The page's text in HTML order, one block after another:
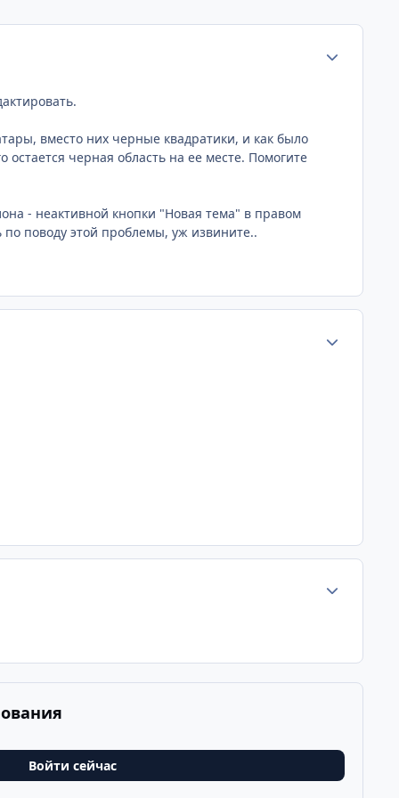
вместо них черные квадратики, и как было
остается черная область на ее месте. Помогите
- неактивной кнопки "Новая тема" в правом
поводу этой проблемы, уж извините..
Войти сейчас